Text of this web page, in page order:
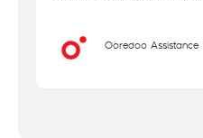
Ooredoo Assistance